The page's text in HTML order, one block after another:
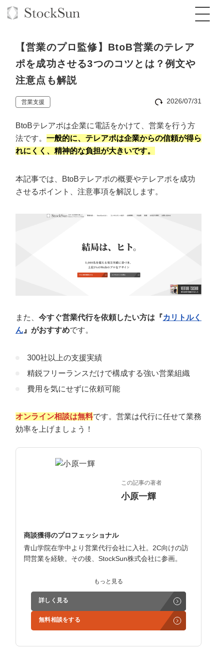
オーダーメイド支援
TOP
コンサルタント一覧
品質ガイドライン
社内コンペ
クレーム窓口
BPO支援
定額制Webマーケティング代行『マキトルく
ん』
定額制採用代行・RPO『トルトルくん』
定額LINE運用代行『LINEマキトルくん』
オリジナルサービス
格安でAI導入支援『あいのりAI』
拡散付1日密着動画制作『まるごと社長』
1本無料で記事を制作『SEOトライアル』
定額制LP制作・改善『最強LP』
採用YouTubeチャンネル構築『トリトル』
実績
お役立ち資料
料金表
オンラインサロン
StockSun道場
道場TOP
動画編集
エンジニア
YouTubeディレクター
年収エージェント
ミッション・ビジョン・バリュー
認定パートナー
インターン
正社員
カスタマーサクセスマネージャー
【営業のプロ監修】BtoB営業のテレア
ポを成功させる3つのコツとは？例文や
注意点も解説
営業支援 2026/07/31
BtoBテレアポは企業に電話をかけて、営業を行う方
法です。 一般的に、テレアポは企業からの信頼が得ら
れにくく、精神的な負担が大きいです。
本記事では、BtoBテレアポの概要やテレアポを成功
させるポイント、注意事項を解説します。
また、 今すぐ営業代行を依頼したい方は『カリトルく
ん 』がおすすめです。
300社以上の支援実績
精鋭フリーランスだけで構成する強い営業組織
費用を気にせずに依頼可能
オンライン相談は無料です。営業は代行に任せて業務
効率を上げましょう！
この記事の著者
小原一輝
商談獲得のプロフェッショナル
青山学院在学中より営業代行会社に入社。2C向けの訪
問営業を経験。その後、StockSun株式会社に参画。
インサイドセールス立ち上げ、テレアポ部隊立ち上げな
ど営業支援を担当。
学生時代からに代表岩野の社長秘書として活動。現在は
3社の事業責任者も務めており、Webマーケティングと
もっと見る
詳しく見る
無料相談をする